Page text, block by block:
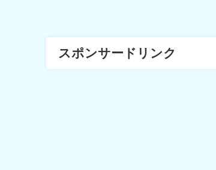
スポンサードリンク